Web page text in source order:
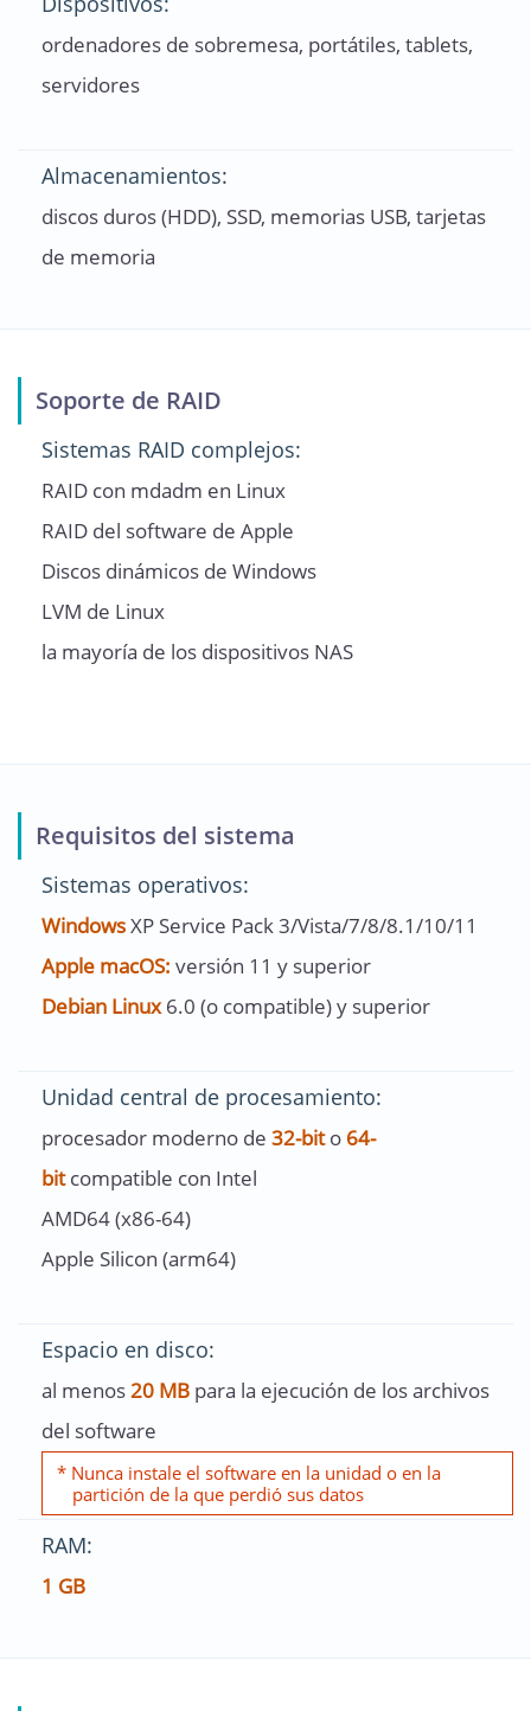
ordenadores de sobremesa, portátiles, tablets,
servidores
Almacenamientos:
discos duros (HDD), SSD, memorias USB, tarjetas
de memoria
Soporte de RAID
Sistemas RAID complejos:
RAID con mdadm en Linux
RAID del software de Apple
Discos dinámicos de Windows
LVM de Linux
la mayoría de los dispositivos NAS
Requisitos del sistema
Sistemas operativos:
WindowsXP Service Pack 3/Vista/7/8/8.1/10/11
Apple macOS: versión 11 y superior
Debian Linux6.0 (o compatible) y superior
Unidad central de procesamiento:
procesador moderno de 32-bito 64-
bitcompatible con Intel
AMD64 (x86-64)
Apple Silicon (arm64)
Espacio en disco:
al menos20 MB para la ejecución de los archivos
del software
* Nunca instale el software en la unidad o en la
partición de la que perdió sus datos
RAM:
1 GB